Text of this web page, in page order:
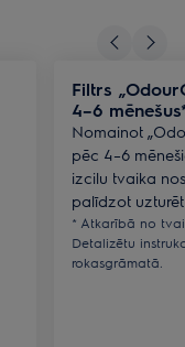
Filtrs
4–6
Nomainot
pēc 4–6
izcilu tvaika
palīdzot
* Atkarībā no
Detalizētu
rokasgrāmatā.